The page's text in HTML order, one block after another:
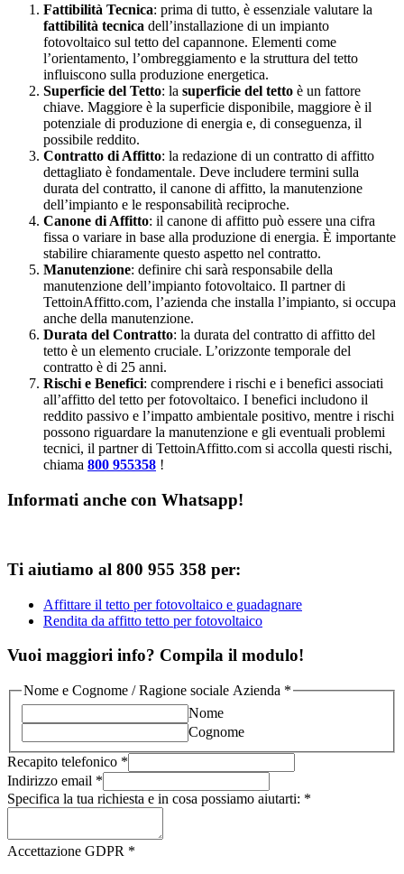
Fattibilità Tecnica: prima di tutto, è essenziale valutare la
fattibilità tecnica dell’installazione di un impianto
fotovoltaico sul tetto del capannone. Elementi come
l’orientamento, l’ombreggiamento e la struttura del tetto
influiscono sulla produzione energetica.
Superficie del Tetto: la superficie del tetto è un fattore
chiave. Maggiore è la superficie disponibile, maggiore è il
potenziale di produzione di energia e, di conseguenza, il
possibile reddito.
Contratto di Affitto: la redazione di un contratto di affitto
dettagliato è fondamentale. Deve includere termini sulla
durata del contratto, il canone di affitto, la manutenzione
dell’impianto e le responsabilità reciproche.
Canone di Affitto: il canone di affitto può essere una cifra
fissa o variare in base alla produzione di energia. È importante
stabilire chiaramente questo aspetto nel contratto.
Manutenzione: definire chi sarà responsabile della
manutenzione dell’impianto fotovoltaico. Il partner di
TettoinAffitto.com, l’azienda che installa l’impianto, si occupa
anche della manutenzione.
Durata del Contratto: la durata del contratto di affitto del
tetto è un elemento cruciale. L’orizzonte temporale del
contratto è di 25 anni.
Rischi e Benefici: comprendere i rischi e i benefici associati
all’affitto del tetto per fotovoltaico. I benefici includono il
reddito passivo e l’impatto ambientale positivo, mentre i rischi
possono riguardare la manutenzione e gli eventuali problemi
tecnici, il partner di TettoinAffitto.com si accolla questi rischi,
chiama 800 955358 !
Informati anche con Whatsapp!
Ti aiutiamo al 800 955 358 per:
Affittare il tetto per fotovoltaico e guadagnare
Rendita da affitto tetto per fotovoltaico
Vuoi maggiori info? Compila il modulo!
Nome e Cognome / Ragione sociale Azienda *
Nome
Cognome
Recapito telefonico *
Indirizzo email *
Specifica la tua richiesta e in cosa possiamo aiutarti: *
Accettazione GDPR *